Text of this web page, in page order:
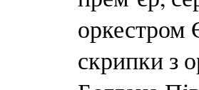
оркестром
скрипки з